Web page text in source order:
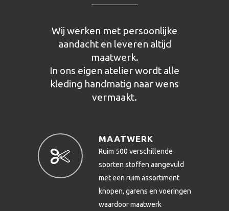
Wij werken met persoonlijke
aandacht en leveren altijd
maatwerk.
In ons eigen atelier wordt alle
kleding handmatig naar wens
vermaakt.
MAATWERK
Ruim 500 verschillende
soorten stoffen aangevuld
met een ruim assortiment
knopen, garens en voeringen
waardoor maatwerk